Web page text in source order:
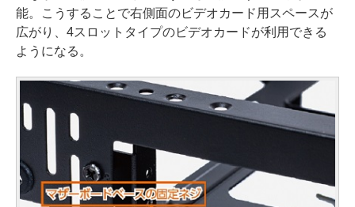
能。こうすることで右側面のビデオカード用スペースが
広がり、4スロットタイプのビデオカードが利用できる
ようになる。